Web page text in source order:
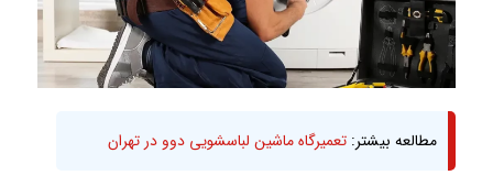
مطالعه بیشتر: تعمیرگاه ماشین لباسشویی دوو در تهران